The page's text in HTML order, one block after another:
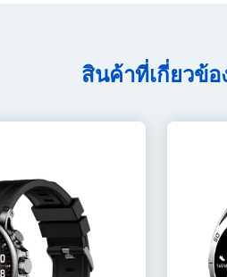
สินค้าที่เกี่ยวข้อ